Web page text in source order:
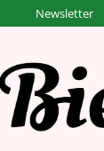
Newsletter